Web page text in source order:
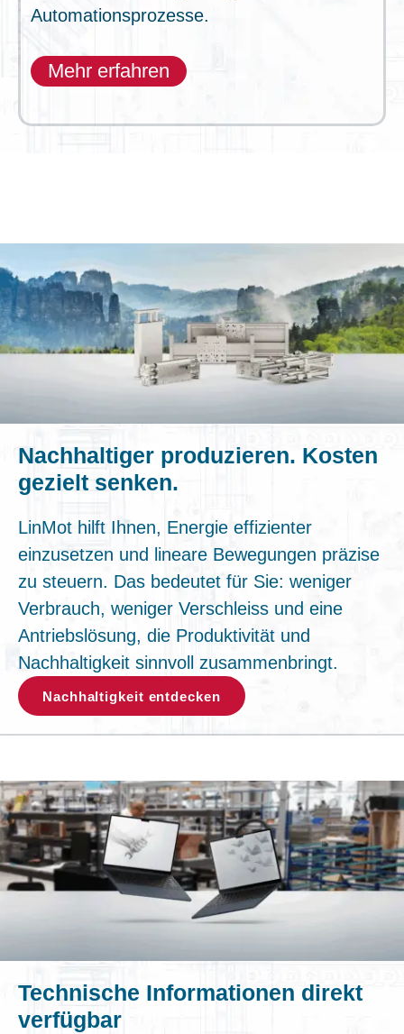
Automationsprozesse.
Mehr erfahren
Nachhaltiger produzieren. Kosten
gezielt senken.
LinMot hilft Ihnen, Energie effizienter
einzusetzen und lineare Bewegungen präzise
zu steuern. Das bedeutet für Sie: weniger
Verbrauch, weniger Verschleiss und eine
Antriebslösung, die Produktivität und
Nachhaltigkeit sinnvoll zusammenbringt.
Nachhaltigkeit entdecken
Technische Informationen direkt
verfügbar